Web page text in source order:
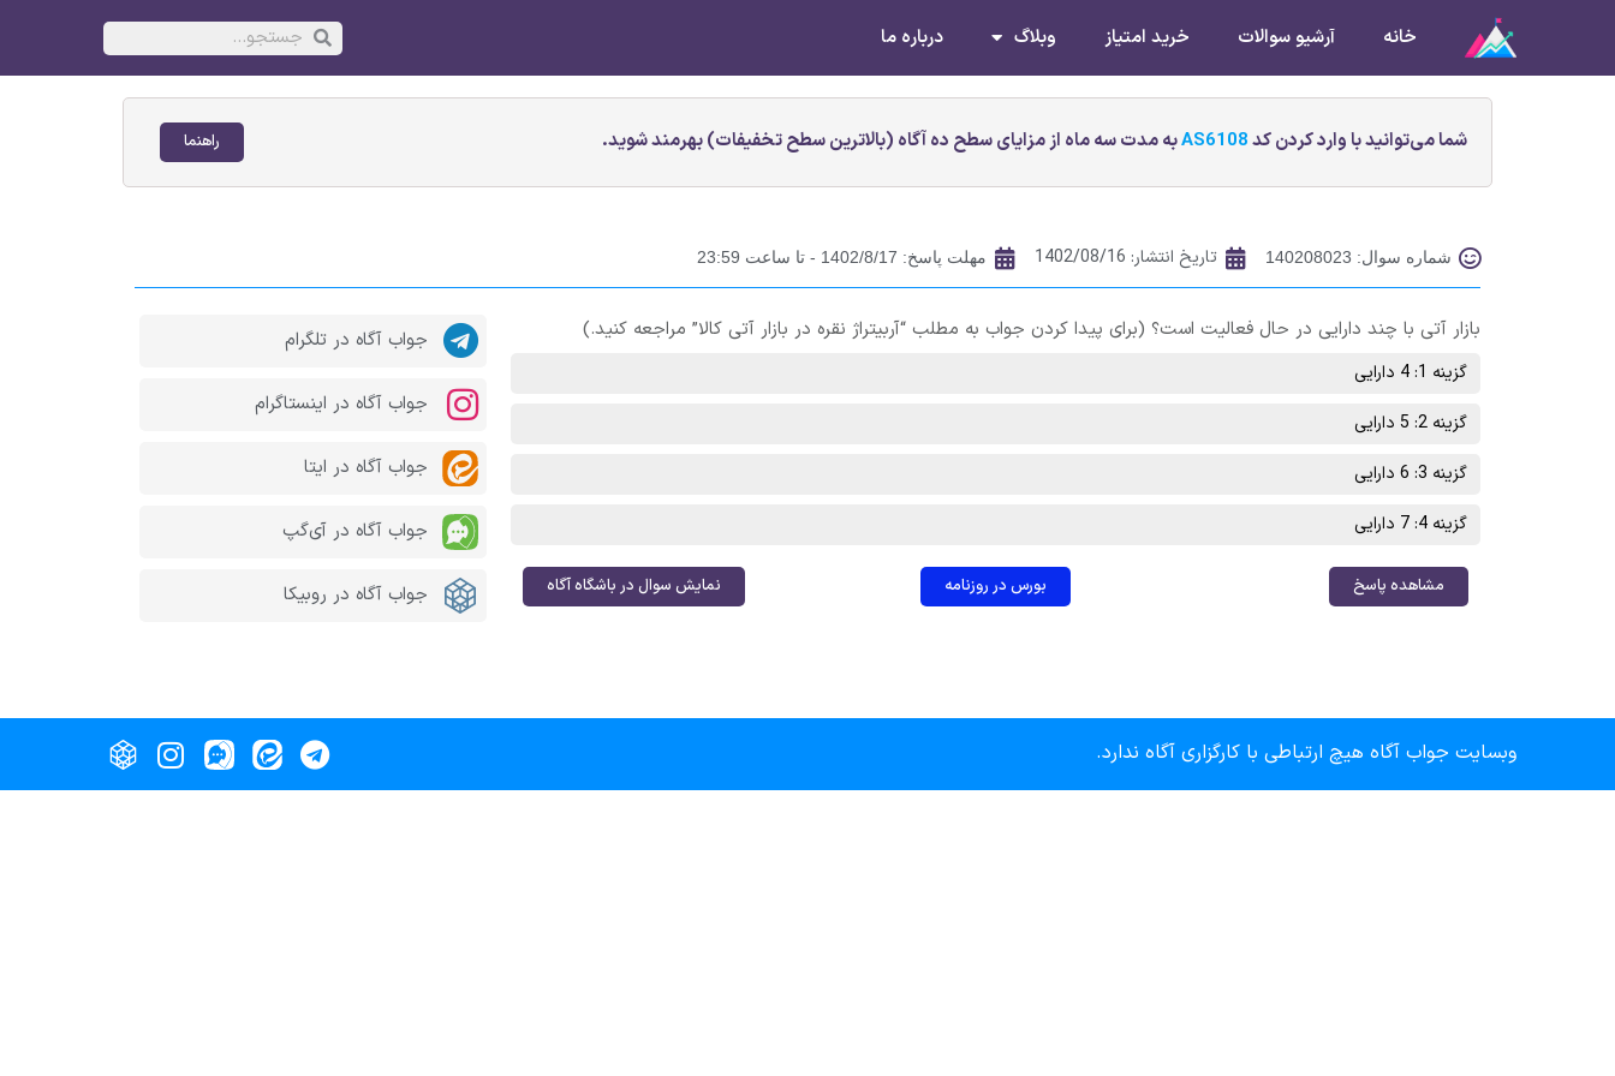
خانه آرشیو سوالات خرید امتیاز وبلاگ درباره ما
شما می‌توانید با وارد کردن کدAS6108به مدت سه ماه از مزایای سطح ده آگاه (بالاترین سطح تخفیفات) بهرمند شوید. راهنما
شماره سوال: 140208023 تاریخ انتشار: 1402/08/16 مهلت پاسخ: 1402/8/17 - تا ساعت 23:59
بازار آتی با چند دارایی در حال فعالیت است؟ (برای پیدا کردن جواب به مطلب “آربیتراژ نقره در بازار آتی کالا” مراجعه کنید.)
گزینه 1: 4 دارایی
گزینه 2: 5 دارایی
گزینه 3: 6 دارایی
گزینه 4: 7 دارایی
مشاهده پاسخ بورس در روزنامه نمایش سوال در باشگاه آگاه
جواب آگاه در تلگرام
جواب آگاه در اینستاگرام
جواب آگاه در ایتا
جواب آگاه در آی‌گپ
جواب آگاه در روبیکا
وبسایت جواب آگاه هیچ ارتباطی با کارگزاری آگاه ندارد.